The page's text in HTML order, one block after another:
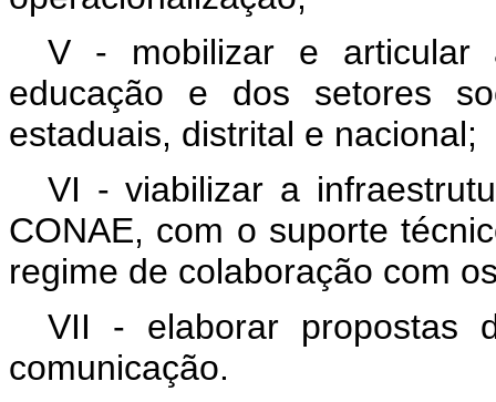
V - mobilizar e articular
educação e dos setores
estaduais, distrital e nacional;
VI - viabilizar a
CONAE, com o suporte
regime de colaboração com
VII - elaborar propostas
comunicação.